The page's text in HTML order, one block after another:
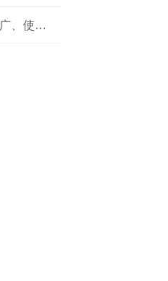
缩水率试验机应用范围广、使用方便